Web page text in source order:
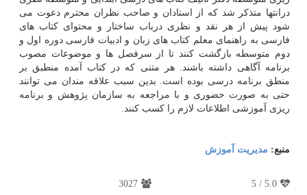
درانتها متذكر شد كه از استادان و صاحب نظران محترم دعوت می
شود پیش از هر نقد و نظری درباب ساختار و محتوای كتاب های
فارسی به راهنمای معلم كتاب های زبان و ادبیات فارسی دوره اول و
دوم متوسطه بازگشت كنند تا از سرفصل ها و موضوعات مصوب
برنامه آگاهی داشته باشند. هر متنی كه در كتاب آمده منطبق بر
منطق برنامه درسی بوده است. بدین سبب علاقه مندان می توانند
حتی به صورت حضوری و با مراجعه به سازمان پژوهش و برنامه
ریزی آموزشی اطلاعات لازم را كسب كنند.
منبع: مدیریت آموزش
5.0
/
5
3027